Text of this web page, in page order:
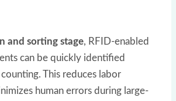
and sorting stage, RFID-enabled
can be quickly identified
This reduces labor
human errors during large-